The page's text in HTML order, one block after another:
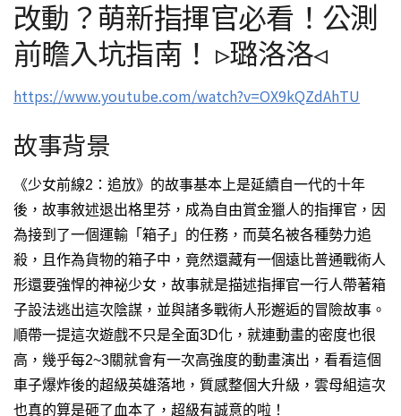
改動？萌新指揮官必看！公測
前瞻入坑指南！ ▹璐洛洛◃
https://www.youtube.com/watch?v=OX9kQZdAhTU
故事背景
《少女前線2：追放》的故事基本上是延續自一代的十年
後， 故事敘述退出格里芬，成為自由賞金獵人的指揮官， 因
為接到了一個運輸「箱子」的任務，而莫名被各種勢力追
殺， 且作為貨物的箱子中， 竟然還藏有一個遠比普通戰術人
形還要強悍的神祕少女， 故事就是描述指揮官一行人帶著箱
子設法逃出這次陰謀， 並與諸多戰術人形邂逅的冒險故事。
順帶一提這次遊戲不只是全面3D化， 就連動畫的密度也很
高， 幾乎每2~3關就會有一次高強度的動畫演出， 看看這個
車子爆炸後的超級英雄落地，質感整個大升級， 雲母組這次
也真的算是砸了血本了，超級有誠意的啦！